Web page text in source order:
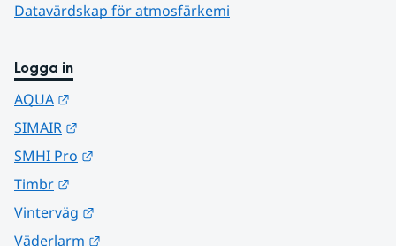
Datavärdskap för atmosfärkemi
Logga in
AQUA
SIMAIR
SMHI Pro
Timbr
Vinterväg
Väderlarm